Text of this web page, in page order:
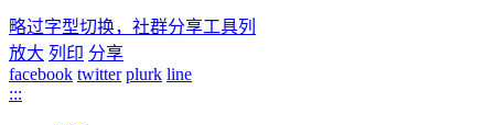
略过字型切换，社群分享工具列
放大 列印 分享
facebook twitter plurk line
:::